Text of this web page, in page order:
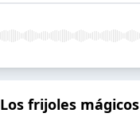
Los frijoles mágicos